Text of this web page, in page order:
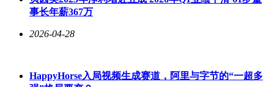
事长年薪367万
2026-04-28
HappyHorse入局视频生成赛道，阿里与字节的“一超多